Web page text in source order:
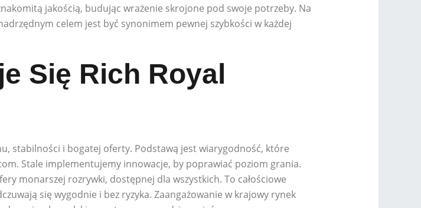
jakością, budując wrażenie skrojone pod swoje potrzeby. Na
celem jest być synonimem pewnej szybkości w każdej
Się Rich Royal
stabilności i bogatej oferty. Podstawą jest wiarygodność, które
Stale implementujemy innowacje, by poprawiać poziom grania.
monarszej rozrywki, dostępnej dla wszystkich. To całościowe
się wygodnie i bez ryzyka. Zaangażowanie w krajowy rynek